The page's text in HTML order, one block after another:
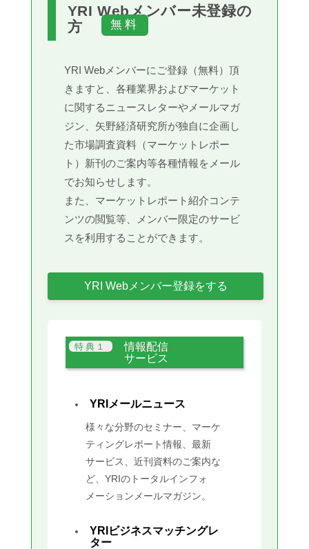
YRI Webメンバー未登録の
方
YRI Webメンバーにご登録（無料）頂
きますと、各種業界およびマーケット
に関するニュースレターやメールマガ
ジン、矢野経済研究所が独自に企画し
た市場調査資料（マーケットレポー
ト）新刊のご案内等各種情報をメール
でお知らせします。
また、マーケットレポート紹介コンテ
ンツの閲覧等、メンバー限定のサービ
スを利用することができます。
YRI Webメンバー登録をする
情報配信
サービス
YRIメールニュース
様々な分野のセミナー、マーケ
ティングレポート情報、最新
サービス、近刊資料のご案内な
ど、YRIのトータルインフォ
メーションメールマガジン。
YRIビジネスマッチングレ
ター